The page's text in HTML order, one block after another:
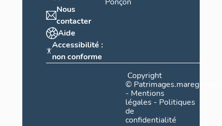
Nous
contacter
Aide
Accessibilité :
non conforme
Copyright
©
- Mentions
légales - Politiques
de
confidentialité